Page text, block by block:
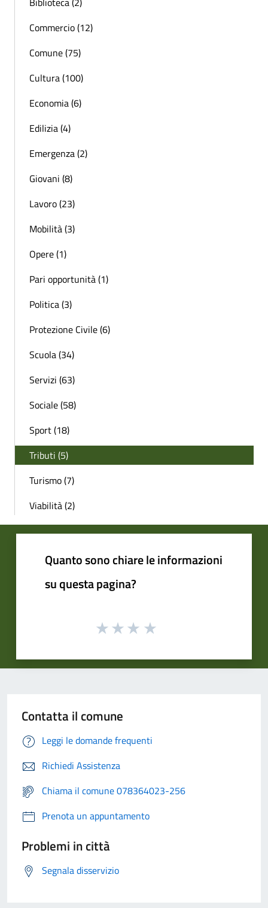
Commercio (12)
Comune (75)
Cultura (100)
Economia (6)
Edilizia (4)
Emergenza (2)
Giovani (8)
Lavoro (23)
Mobilità (3)
Opere (1)
Pari opportunità (1)
Politica (3)
Protezione Civile (6)
Scuola (34)
Servizi (63)
Sociale (58)
Sport (18)
Tributi (5)
Turismo (7)
Viabilità (2)
Quanto sono chiare le informazioni
su questa pagina?
Contatta il comune
Leggi le domande frequenti
Richiedi Assistenza
Chiama il comune 078364023-256
Prenota un appuntamento
Problemi in città
Segnala disservizio